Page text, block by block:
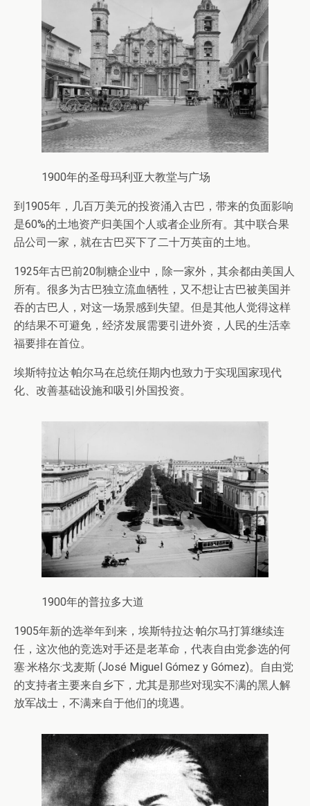
1900年的圣母玛利亚大教堂与广场
到1905年，几百万美元的投资涌入古巴，带来的负面影响
是60%的土地资产归美国个人或者企业所有。其中联合果
品公司一家，就在古巴买下了二十万英亩的土地。
1925年古巴前20制糖企业中，除一家外，其余都由美国人
所有。很多为古巴独立流血牺牲，又不想让古巴被美国并
吞的古巴人，对这一场景感到失望。但是其他人觉得这样
的结果不可避免，经济发展需要引进外资，人民的生活幸
福要排在首位。
埃斯特拉达·帕尔马在总统任期内也致力于实现国家现代
化、改善基础设施和吸引外国投资。
1900年的普拉多大道
1905年新的选举年到来，埃斯特拉达·帕尔马打算继续连
任，这次他的竞选对手还是老革命，代表自由党参选的何
塞·米格尔·戈麦斯 (José Miguel Gómez y Gómez)。自由党
的支持者主要来自乡下，尤其是那些对现实不满的黑人解
放军战士，不满来自于他们的境遇。